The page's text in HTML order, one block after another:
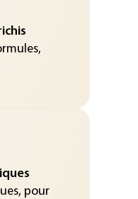
pour